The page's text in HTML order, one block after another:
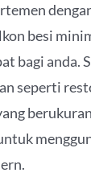
besi
bagi anda.
seperti